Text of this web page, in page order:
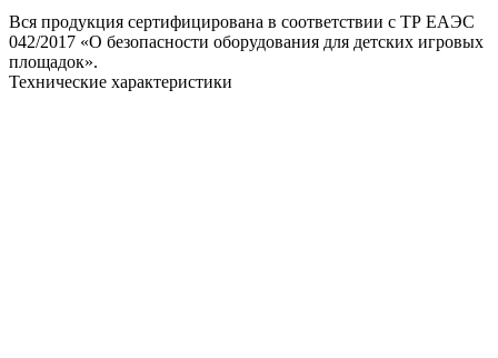
Вся продукция сертифицирована в соответствии с ТР ЕАЭС
042/2017 «О безопасности оборудования для детских игровых
площадок».
Технические характеристики